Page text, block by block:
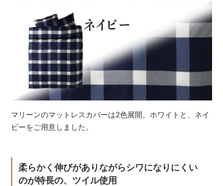
マリーンのマットレスカバーは2色展開。ホワイトと、ネイ
ビーをご用意しました。
柔らかく伸びがありながらシワになりにくい
のが特長の、ツイル使用